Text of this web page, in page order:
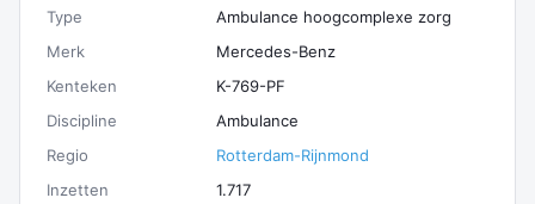
Type
Ambulance hoogcomplexe zorg
Merk
Mercedes-Benz
Kenteken
K-769-PF
Discipline
Ambulance
Regio
Rotterdam-Rijnmond
Inzetten
1.717